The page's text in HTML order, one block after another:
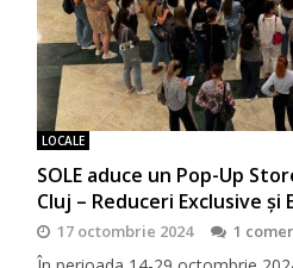
LOCALE
SOLE aduce un Pop-Up
Cluj – Reduceri Exclusive și
17 octombrie 2024 1